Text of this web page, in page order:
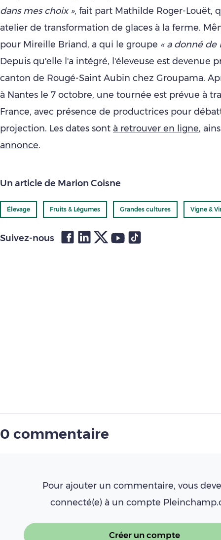
dans mes choix », fait part Mathilde Roger-Louët,
atelier de transformation de glaces à la ferme.
pour Mireille Briand, a qui le groupe « a donné de
Depuis qu'elle l'a intégré, l'éleveuse est devenue
canton de Rougé-Saint Aubin chez Groupama.
à Nantes le 7 octobre, une tournée est prévue à
France, avec présence de productrices pour
projection. Les dates sont à retrouver en ligne,
annonce.
Un article de Marion Coisne
Élevage Fruits & Légumes Grandes cultures Vigne &
Suivez-nous
0 commentaire
Pour ajouter un commentaire, vous
connecté(e) à un compte
Créer un compte